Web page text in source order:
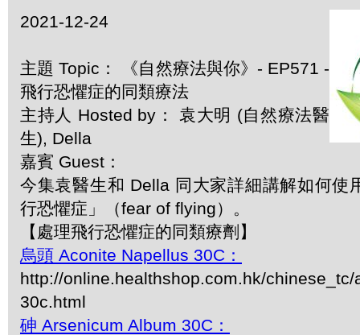
2021-12-24
主題 Topic： 《自然療法與你》- EP571 -
飛行恐懼症的同類療法
主持人 Hosted by： 袁大明 (自然療法醫
生), Della
嘉賓 Guest：
今集袁醫生和 Della 同大家詳細講解如何使
行恐懼症」（fear of flying）。
【處理飛行恐懼症的同類療劑】
烏頭 Aconite Napellus 30C：
http://online.healthshop.com.hk/
30c.html
砷 Arsenicum Album 30C：